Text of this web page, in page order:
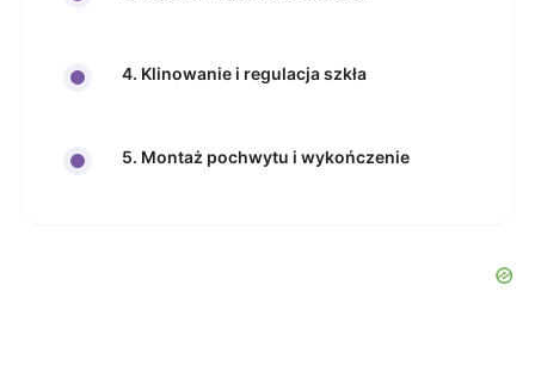
4. Klinowanie i regulacja szkła
5. Montaż pochwytu i wykończenie